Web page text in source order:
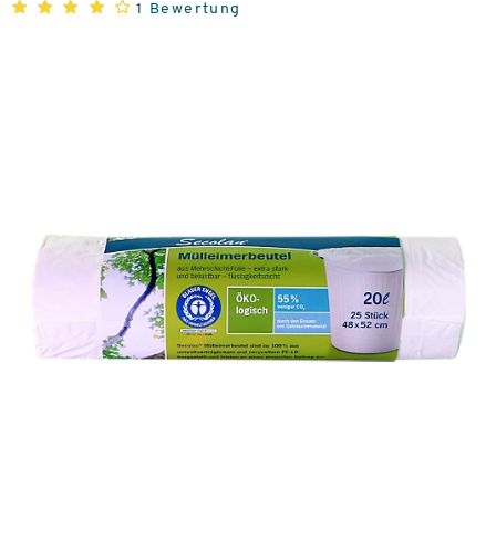
1 Bewertung